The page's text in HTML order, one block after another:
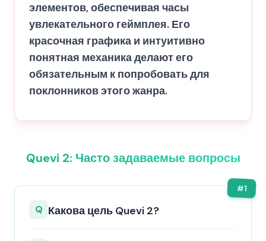
элементов, обеспечивая часы
увлекательного геймплея. Его
красочная графика и интуитивно
понятная механика делают его
обязательным к попробовать для
поклонников этого жанра.
Quevi 2: Часто задаваемые вопросы
#1
Q Какова цель Quevi 2?